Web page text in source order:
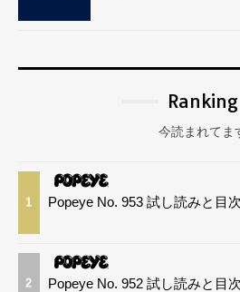
Ranking
今読まれてま
1 Popeye No. 953 試し読みと目次
2 Popeye No. 952 試し読みと目次